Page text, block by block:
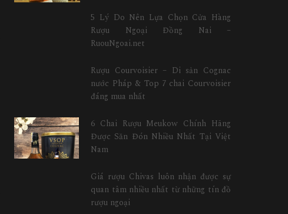
5 Lý Do Nên Lựa Chọn Cửa Hàng
Rượu Ngoại Đồng Nai –
RuouNgoai.net
Rượu Courvoisier – Di sản Cognac
nước Pháp & Top 7 chai Courvoisier
đáng mua nhất
6 Chai Rượu Meukow Chính Hãng
Được Săn Đón Nhiều Nhất Tại Việt
Nam
Giá rượu Chivas luôn nhận được sự
quan tâm nhiều nhất từ những tín đồ
rượu ngoại